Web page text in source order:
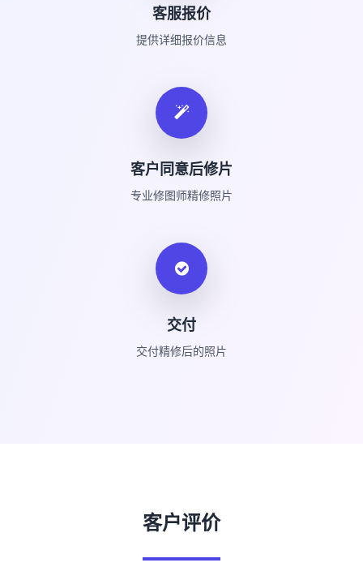
客服报价
提供详细报价信息
客户同意后修片
专业修图师精修照片
交付
交付精修后的照片
客户评价